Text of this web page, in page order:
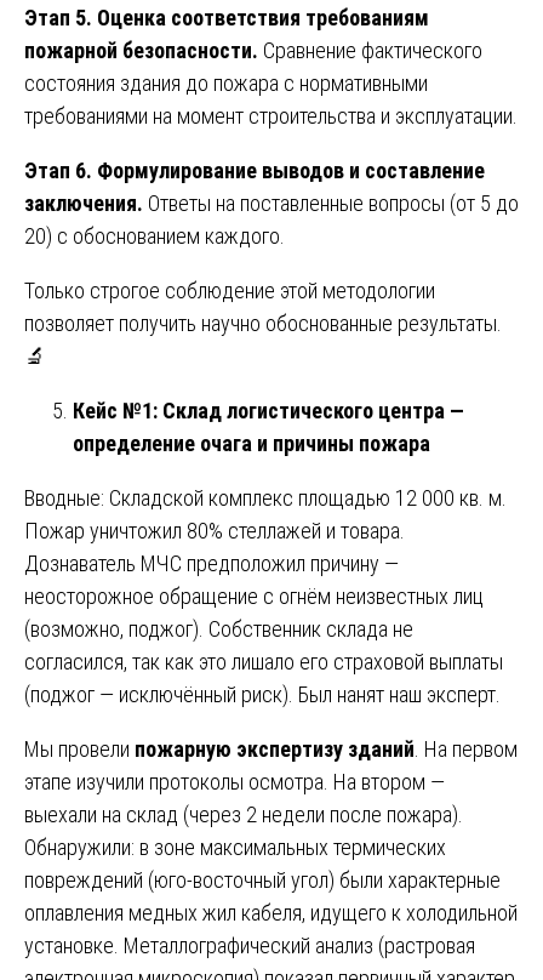
Этап 5. Оценка соответствия требованиям
пожарной безопасности. Сравнение фактического
состояния здания до пожара с нормативными
требованиями на момент строительства и эксплуатации.
Этап 6. Формулирование выводов и составление
заключения. Ответы на поставленные вопросы (от 5 до
20) с обоснованием каждого.
Только строгое соблюдение этой методологии
позволяет получить научно обоснованные результаты.
🔬
Кейс №1: Склад логистического центра —
определение очага и причины пожара
Вводные: Складской комплекс площадью 12 000 кв. м.
Пожар уничтожил 80% стеллажей и товара.
Дознаватель МЧС предположил причину —
неосторожное обращение с огнём неизвестных лиц
(возможно, поджог). Собственник склада не
согласился, так как это лишало его страховой выплаты
(поджог — исключённый риск). Был нанят наш эксперт.
Мы провели пожарную экспертизу зданий . На первом
этапе изучили протоколы осмотра. На втором —
выехали на склад (через 2 недели после пожара).
Обнаружили: в зоне максимальных термических
повреждений (юго-восточный угол) были характерные
оплавления медных жил кабеля, идущего к холодильной
установке. Металлографический анализ (растровая